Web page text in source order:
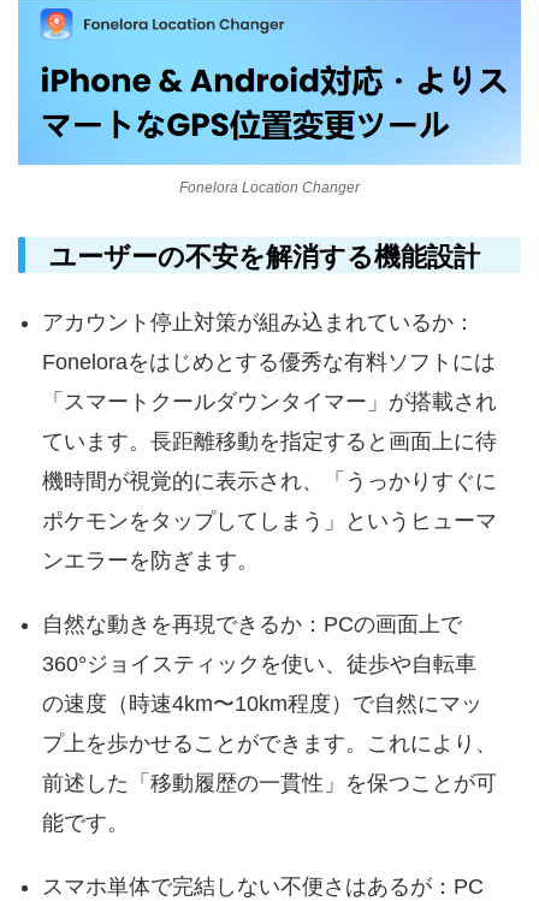
Fonelora Location Changer
ユーザーの不安を解消する機能設計
アカウント停止対策が組み込まれているか：
Foneloraをはじめとする優秀な有料ソフトには
「スマートクールダウンタイマー」が搭載され
ています。長距離移動を指定すると画面上に待
機時間が視覚的に表示され、「うっかりすぐに
ポケモンをタップしてしまう」というヒューマ
ンエラーを防ぎます。
自然な動きを再現できるか：PCの画面上で
360°ジョイスティックを使い、徒歩や自転車
の速度（時速4km〜10km程度）で自然にマッ
プ上を歩かせることができます。これにより、
前述した「移動履歴の一貫性」を保つことが可
能です。
スマホ単体で完結しない不便さはあるが：PC